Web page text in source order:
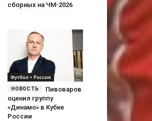
сборных на ЧМ-2026
Футбол • Россия
Пивоваров
оценил группу
«Динамо» в Кубке
России